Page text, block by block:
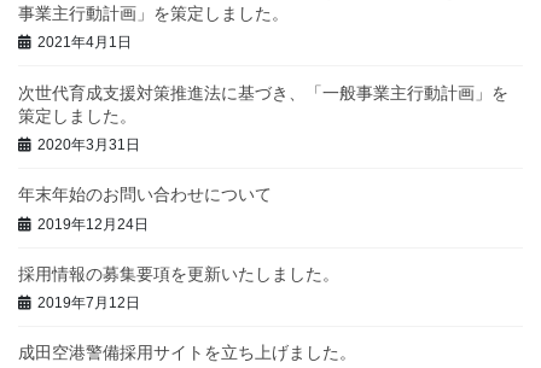
事業主行動計画」を策定しました。
2021年4月1日
次世代育成支援対策推進法に基づき、「一般事業主行動計画」を
策定しました。
2020年3月31日
年末年始のお問い合わせについて
2019年12月24日
採用情報の募集要項を更新いたしました。
2019年7月12日
成田空港警備採用サイトを立ち上げました。